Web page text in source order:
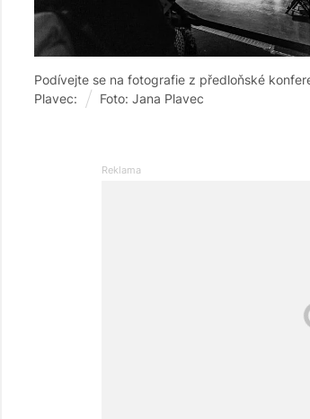
Podívejte se na fotografie z předloňské
Plavec:
Foto: Jana Plavec